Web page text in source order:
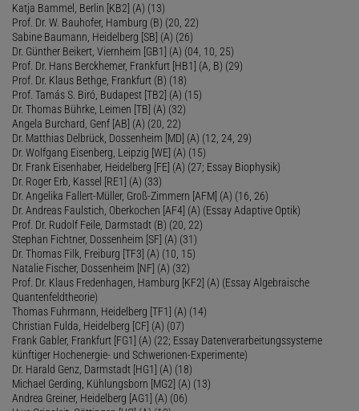
Katja Bammel, Berlin [KB2] (A) (13)
Prof. Dr. W. Bauhofer, Hamburg (B) (20, 22)
Sabine Baumann, Heidelberg [SB] (A) (26)
Dr. Günther Beikert, Viernheim [GB1] (A) (04, 10, 25)
Prof. Dr. Hans Berckhemer, Frankfurt [HB1] (A, B) (29)
Prof. Dr. Klaus Bethge, Frankfurt (B) (18)
Prof. Tamás S. Biró, Budapest [TB2] (A) (15)
Dr. Thomas Bührke, Leimen [TB] (A) (32)
Angela Burchard, Genf [AB] (A) (20, 22)
Dr. Matthias Delbrück, Dossenheim [MD] (A) (12, 24, 29)
Dr. Wolfgang Eisenberg, Leipzig [WE] (A) (15)
Dr. Frank Eisenhaber, Heidelberg [FE] (A) (27; Essay Biophysik)
Dr. Roger Erb, Kassel [RE1] (A) (33)
Dr. Angelika Fallert-Müller, Groß-Zimmern [AFM] (A) (16, 26)
Dr. Andreas Faulstich, Oberkochen [AF4] (A) (Essay Adaptive Optik)
Prof. Dr. Rudolf Feile, Darmstadt (B) (20, 22)
Stephan Fichtner, Dossenheim [SF] (A) (31)
Dr. Thomas Filk, Freiburg [TF3] (A) (10, 15)
Natalie Fischer, Dossenheim [NF] (A) (32)
Prof. Dr. Klaus Fredenhagen, Hamburg [KF2] (A) (Essay Algebraische
Quantenfeldtheorie)
Thomas Fuhrmann, Heidelberg [TF1] (A) (14)
Christian Fulda, Heidelberg [CF] (A) (07)
Frank Gabler, Frankfurt [FG1] (A) (22; Essay Datenverarbeitungssysteme
künftiger Hochenergie- und Schwerionen-Experimente)
Dr. Harald Genz, Darmstadt [HG1] (A) (18)
Michael Gerding, Kühlungsborn [MG2] (A) (13)
Andrea Greiner, Heidelberg [AG1] (A) (06)